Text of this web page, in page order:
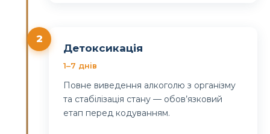
2
Детоксикація
1–7 днів
Повне виведення алкоголю з організму
та стабілізація стану — обов’язковий
етап перед кодуванням.